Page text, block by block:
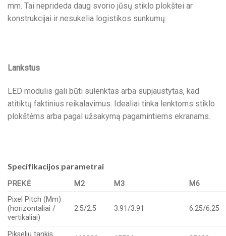
mm. Tai neprideda daug svorio jūsų stiklo plokštei ar
konstrukcijai ir nesukelia logistikos sunkumų.
Lankstus
LED modulis gali būti sulenktas arba supjaustytas, kad
atitiktų faktinius reikalavimus. Idealiai tinka lenktoms stiklo
plokštėms arba pagal užsakymą pagamintiems ekranams.
Specifikacijos parametrai
PREKĖ M2 M3
M6
Pixel Pitch (Mm)
(horizontaliai /
vertikaliai)
2.5/2.5 3.91/3.91 6.25/6.25
Pikselių tankis